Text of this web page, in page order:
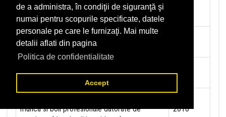
de a administra, în condiţii de siguranţă şi
numai pentru scopurile specificate, datele
personale pe care le furnizaţi. Mai multe
detalii aflati din pagina
Politica de confidentialitate
Accept
Accize (data luarii in evidenta)
Taxa pe valoare adaugata (data luarii in
evidenta)
munca si boli profesionale datorate de
2018